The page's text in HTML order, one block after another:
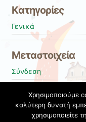
Kατηγορίες
Γενικά
Μεταστοιχεία
Σύνδεση
CommentsRSS
Εκπαιδευτικές
Χρησιμοποιούμε
καλύτερη δυνατή
χρησιμοποιείτε